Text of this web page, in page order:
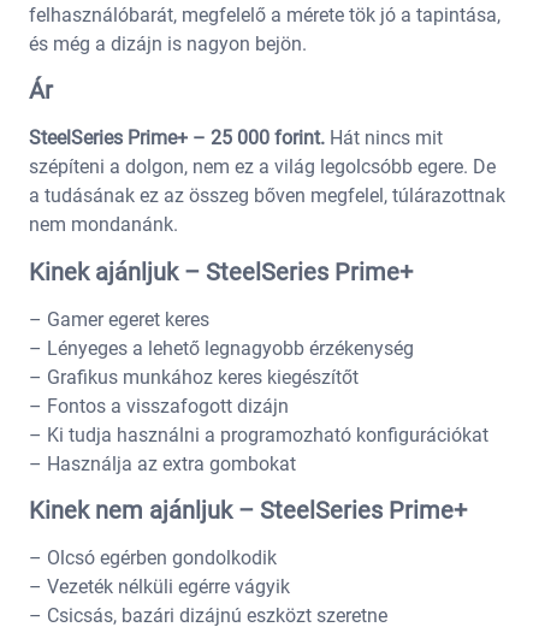
felhasználóbarát, megfelelő a mérete tök jó a tapintása,
és még a dizájn is nagyon bejön.
Ár
SteelSeries Prime+ – 25 000 forint. Hát nincs mit
szépíteni a dolgon, nem ez a világ legolcsóbb egere. De
a tudásának ez az összeg bőven megfelel, túlárazottnak
nem mondanánk.
Kinek ajánljuk – SteelSeries Prime+
– Gamer egeret keres
– Lényeges a lehető legnagyobb érzékenység
– Grafikus munkához keres kiegészítőt
– Fontos a visszafogott dizájn
– Ki tudja használni a programozható konfigurációkat
– Használja az extra gombokat
Kinek nem ajánljuk – SteelSeries Prime+
– Olcsó egérben gondolkodik
– Vezeték nélküli egérre vágyik
– Csicsás, bazári dizájnú eszközt szeretne